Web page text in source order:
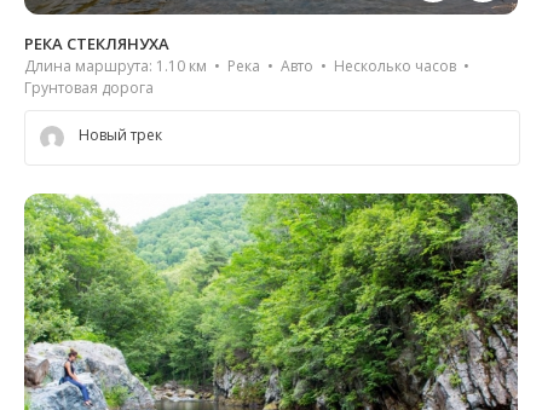
РЕКА СТЕКЛЯНУХА
Длина маршрута: 1.10 км • Река • Авто • Несколько часов •
Грунтовая дорога
Новый трек